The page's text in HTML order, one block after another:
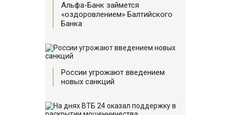
Альфа-Банк займется
«оздоровлением» Балтийского
Банка
России угрожают введением
новых санкций